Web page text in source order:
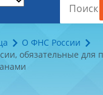
О ФНС России
обязательные для